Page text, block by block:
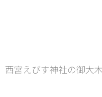
西宮えびす神社の御大